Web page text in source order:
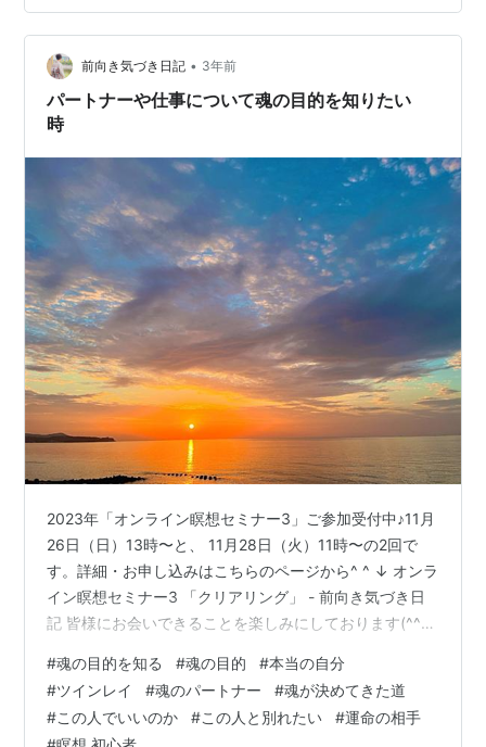
人ともがとにかく相手にくっついていたい♡常にベタベ
タする愛情深いカップルになりやすいです また、火星と
金星の相性も良く、彼女の持…
前向き気づき日記 • 3年前
パートナーや仕事について魂の目的を知りたい
時
2023年「オンライン瞑想セミナー3」ご参加受付中♪11月
26日（日）13時〜と、 11月28日（火）11時〜の2回で
す。詳細・お申し込みはこちらのページから^ ^ ↓ オンラ
イン瞑想セミナー3 「クリアリング」 - 前向き気づき日
記 皆様にお会いできることを楽しみにしております(^^)
魂の目的なのだろうか？ と不安になったり、n その他の
ことでも 人生でこれでいいのか？と迷うことについて、
どうすればいいのか、 どう考えればいいのか、 どうして
#魂の目的を知る #魂の目的 #本当の自分
#ツインレイ #魂のパートナー #魂が決めてきた道
#この人でいいのか #この人と別れたい #運命の相手